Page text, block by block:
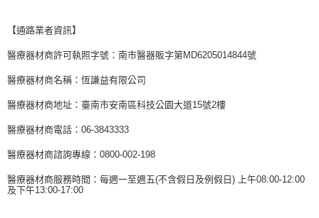
【通路業者資訊】
醫療器材商許可執照字號：南市醫器販字第MD6205014844號
醫療器材商名稱：恆謙益有限公司
醫療器材商地址：臺南市安南區科技公園大道15號2樓
醫療器材商電話：06-3843333
醫療器材商諮詢專線：0800-002-198
醫療器材商服務時間：每週一至週五(不含假日及例假日) 上午08:00-12:00
及下午13:00-17:00